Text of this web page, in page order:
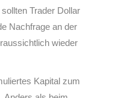
Trader Dollar
Nachfrage an der
wieder
Kapital zum